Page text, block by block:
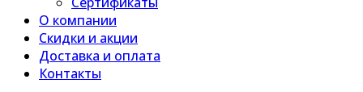
О компании
Скидки и акции
Доставка и оплата
Контакты